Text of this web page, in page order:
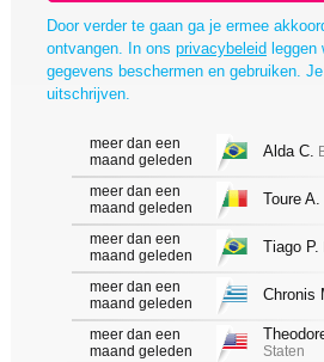
Door verder te gaan ga je ermee
ontvangen. In ons privacybeleid leggen
gegevens beschermen en gebruiken.
uitschrijven.
meer dan een
maand geleden
Alda C.
meer dan een
maand geleden
Toure A.
meer dan een
maand geleden
Tiago P.
meer dan een
maand geleden
Chronis
meer dan een
maand geleden
Staten